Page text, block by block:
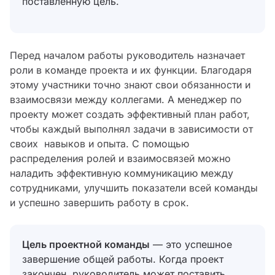
Перед началом работы руководитель назначает
роли в команде проекта и их функции. Благодаря
этому участники точно знают свои обязанности и
взаимосвязи между коллегами. А менеджер по
проекту может создать эффективный план работ,
чтобы каждый выполнял задачи в зависимости от
своих навыков и опыта. С помощью
распределения ролей и взаимосвязей можно
наладить эффективную коммуникацию между
сотрудниками, улучшить показатели всей команды
и успешно завершить работу в срок.
Цель проектной команды — это успешное
завершение общей работы. Когда проект